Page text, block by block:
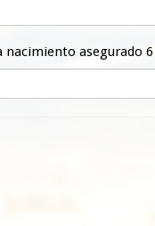
nacimiento asegurado 6